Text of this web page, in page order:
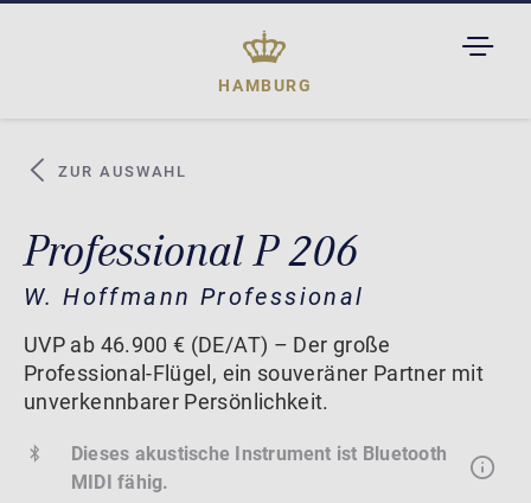
HAMBURG
ZUR AUSWAHL
Professional P 206
W. Hoffmann Professional
UVP ab 46.900 € (DE/AT) – Der große
Professional-Flügel, ein souveräner Partner mit
unverkennbarer Persönlichkeit.
Dieses akustische Instrument ist Bluetooth
MIDI fähig.